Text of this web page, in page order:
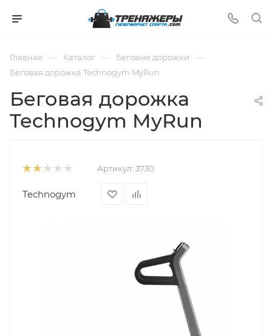
Главная — Каталог — Беговые дорожки —
Беговая дорожка Technogym MyRun
Беговая дорожка
Technogym MyRun
Артикул: 3730
Technogym